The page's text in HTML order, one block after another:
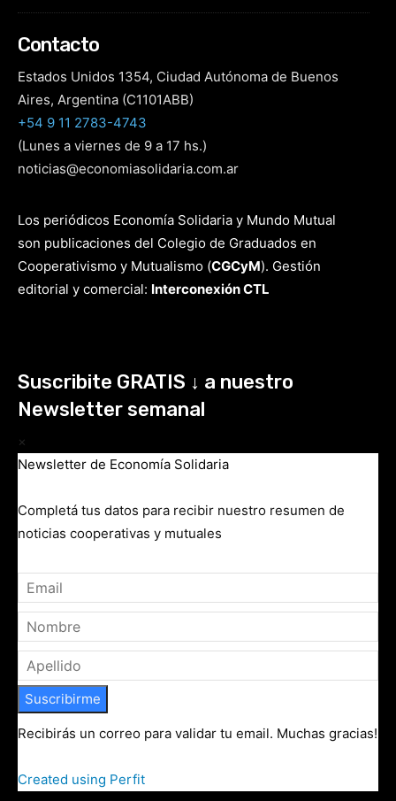
Contacto
Estados Unidos 1354, Ciudad Autónoma de Buenos
Aires, Argentina (C1101ABB)
+54 9 11 2783-4743
(Lunes a viernes de 9 a 17 hs.)
noticias@economiasolidaria.com.ar
Los periódicos Economía Solidaria y Mundo Mutual
son publicaciones del Colegio de Graduados en
Cooperativismo y Mutualismo (CGCyM). Gestión
editorial y comercial: Interconexión CTL
Suscribite GRATIS ↓ a nuestro
Newsletter semanal
×
Newsletter de Economía Solidaria
Completá tus datos para recibir nuestro resumen de
noticias cooperativas y mutuales
Suscribirme
Recibirás un correo para validar tu email. Muchas gracias!
Created using Perfit